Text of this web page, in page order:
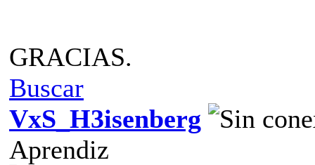
GRACIAS.
Buscar
VxS_H3isenberg
Aprendiz